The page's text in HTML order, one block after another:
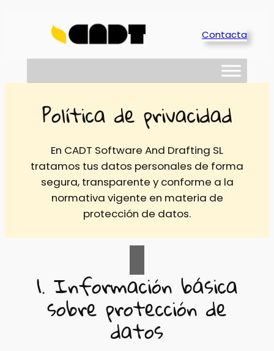
Contacta
Política de privacidad
En CADT Software And Drafting SL
tratamos tus datos personales de forma
segura, transparente y conforme a la
normativa vigente en materia de
protección de datos.
1. Información básica
sobre protección de
datos